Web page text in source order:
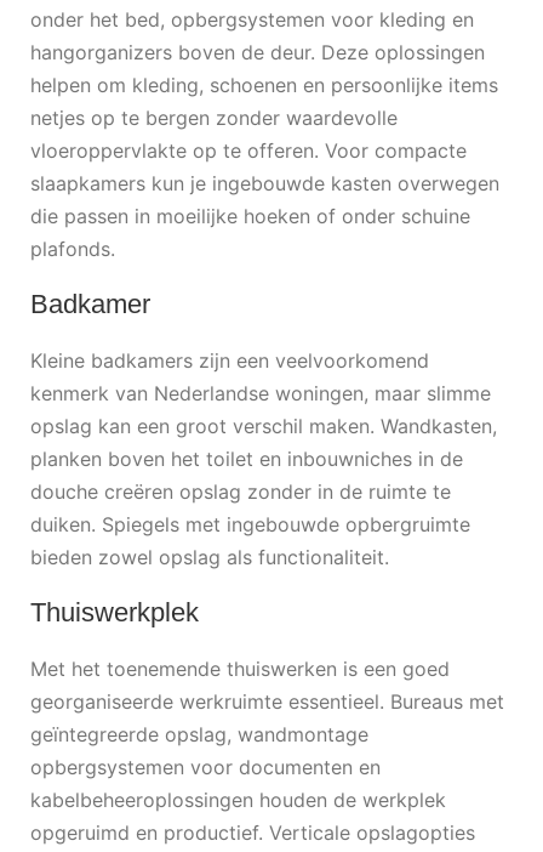
onder het bed, opbergsystemen voor kleding en
hangorganizers boven de deur. Deze oplossingen
helpen om kleding, schoenen en persoonlijke items
netjes op te bergen zonder waardevolle
vloeroppervlakte op te offeren. Voor compacte
slaapkamers kun je ingebouwde kasten overwegen
die passen in moeilijke hoeken of onder schuine
plafonds.
Badkamer
Kleine badkamers zijn een veelvoorkomend
kenmerk van Nederlandse woningen, maar slimme
opslag kan een groot verschil maken. Wandkasten,
planken boven het toilet en inbouwniches in de
douche creëren opslag zonder in de ruimte te
duiken. Spiegels met ingebouwde opbergruimte
bieden zowel opslag als functionaliteit.
Thuiswerkplek
Met het toenemende thuiswerken is een goed
georganiseerde werkruimte essentieel. Bureaus met
geïntegreerde opslag, wandmontage
opbergsystemen voor documenten en
kabelbeheeroplossingen houden de werkplek
opgeruimd en productief. Verticale opslagopties